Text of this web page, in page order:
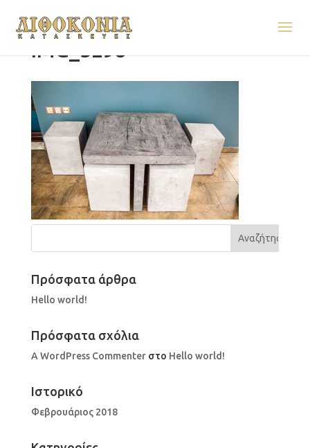
IMG_5298
Πρόσφατα άρθρα
Hello world!
Πρόσφατα σχόλια
A WordPress Commenterστο Hello world!
Ιστορικό
Φεβρουάριος 2018